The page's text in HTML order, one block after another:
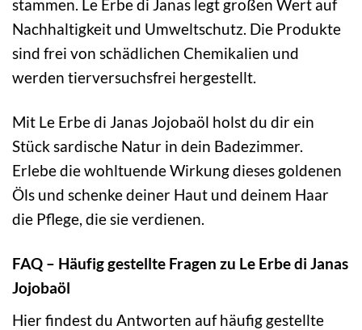
stammen. Le Erbe di Janas legt großen Wert auf
Nachhaltigkeit und Umweltschutz. Die Produkte
sind frei von schädlichen Chemikalien und
werden tierversuchsfrei hergestellt.
Mit Le Erbe di Janas Jojobaöl holst du dir ein
Stück sardische Natur in dein Badezimmer.
Erlebe die wohltuende Wirkung dieses goldenen
Öls und schenke deiner Haut und deinem Haar
die Pflege, die sie verdienen.
FAQ – Häufig gestellte Fragen zu Le Erbe di Janas
Jojobaöl
Hier findest du Antworten auf häufig gestellte